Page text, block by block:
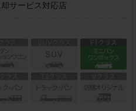
サービス対応店